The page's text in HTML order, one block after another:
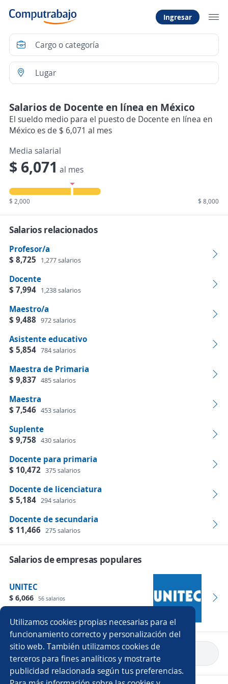
Utilizamos cookies propias necesarias para el
funcionamiento correcto y personalización del
sitio web. También utilizamos cookies de
terceros para fines analíticos y mostrarte
publicidad relacionada según tus preferencias.
Ingresar
Salarios de Docente en línea en México
El sueldo medio para el puesto de Docente en línea en
México es de $ 6,071 al mes
Media salarial
$ 6,071 al mes
$ 2,000 $ 8,000
Salarios relacionados
Profesor/a
$ 8,725
1,277 salarios
Docente
$ 7,994 1,238 salarios
Maestro/a
$ 9,488 972 salarios
Asistente educativo
$ 5,854 784 salarios
Maestra de Primaria
$ 9,837 485 salarios
Maestra
$ 7,546 453 salarios
Suplente
$ 9,758 430 salarios
Docente para primaria
$ 10,472 375 salarios
Docente de licenciatura
$ 5,184 294 salarios
Docente de secundaria
$ 11,466 275 salarios
Salarios de empresas populares
UNITEC
$ 6,066 56 salarios
Volver a inicio